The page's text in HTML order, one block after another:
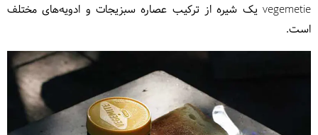
vegemetie یک شیره از ترکیب عصاره سبزیجات و ادویه‌های مختلف
است.